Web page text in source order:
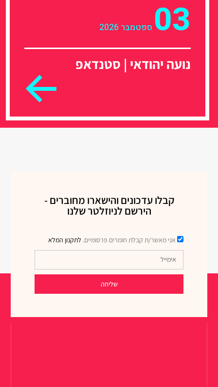
03 ספטמבר 2026
נועה יהודאי | סטנדאפ
קבלו עדכונים והישארו מחוברים -
הירשם לניוזלטר שלנו
אני מאשר/ת קבלת חומרים פרסומיים. לתקנון המלא
שליחה